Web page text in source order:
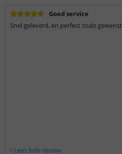
Goed service
Snel geleverd, en perfect zoals gewenst
Lees hele review